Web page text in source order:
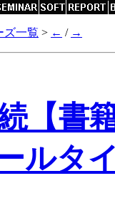
ズ一覧 > ← / →
【書
ルタ